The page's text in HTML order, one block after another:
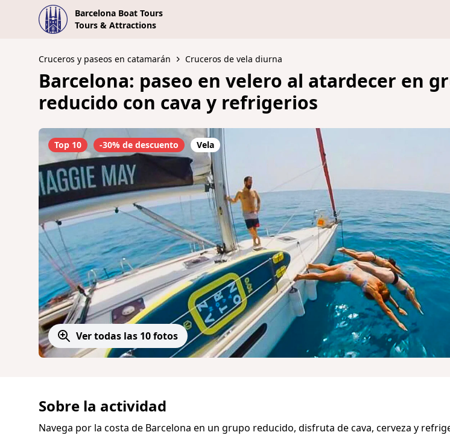
Barcelona Boat Tours
Tours & Attractions
Cruceros y paseos en catamarán Cruceros de vela diurna
Barcelona: paseo en velero al atardecer en
reducido con cava y refrigerios
Top 10 -30% de descuento Vela
Ver todas las 10 fotos
Sobre la actividad
Navega por la costa de Barcelona en un grupo reducido, disfruta de cava, cerveza y